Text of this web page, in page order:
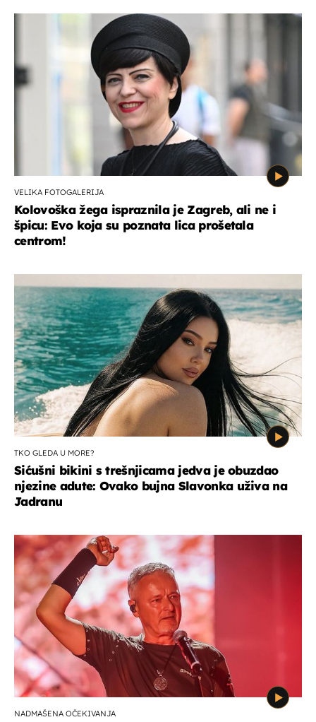
VELIKA FOTOGALERIJA
Kolovoška žega ispraznila je Zagreb, ali ne i
špicu: Evo koja su poznata lica prošetala
centrom!
TKO GLEDA U MORE?
Sićušni bikini s trešnjicama jedva je obuzdao
njezine adute: Ovako bujna Slavonka uživa na
Jadranu
NADMAŠENA OČEKIVANJA